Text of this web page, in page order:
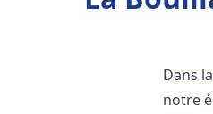
Dans
notre